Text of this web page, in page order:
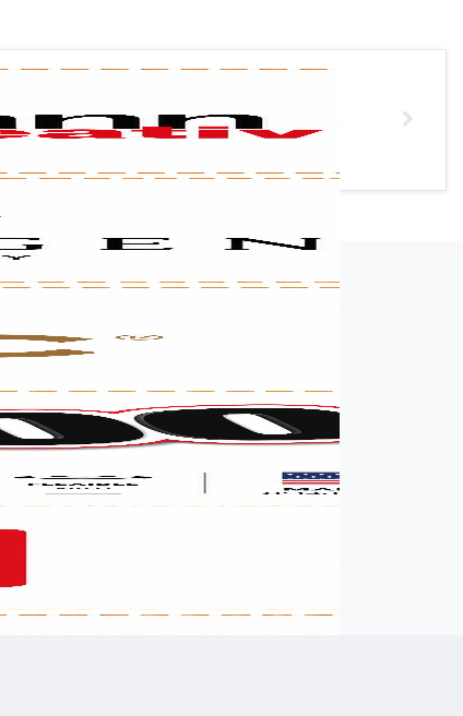
רשמו שם מלא